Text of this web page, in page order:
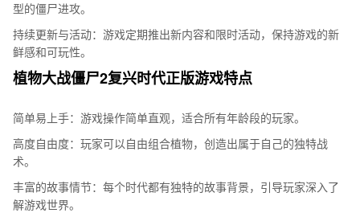
型的僵尸进攻。
持续更新与活动：游戏定期推出新内容和限时活动，保持游戏的新
鲜感和可玩性。
植物大战僵尸2复兴时代正版游戏特点
简单易上手：游戏操作简单直观，适合所有年龄段的玩家。
高度自由度：玩家可以自由组合植物，创造出属于自己的独特战
术。
丰富的故事情节：每个时代都有独特的故事背景，引导玩家深入了
解游戏世界。